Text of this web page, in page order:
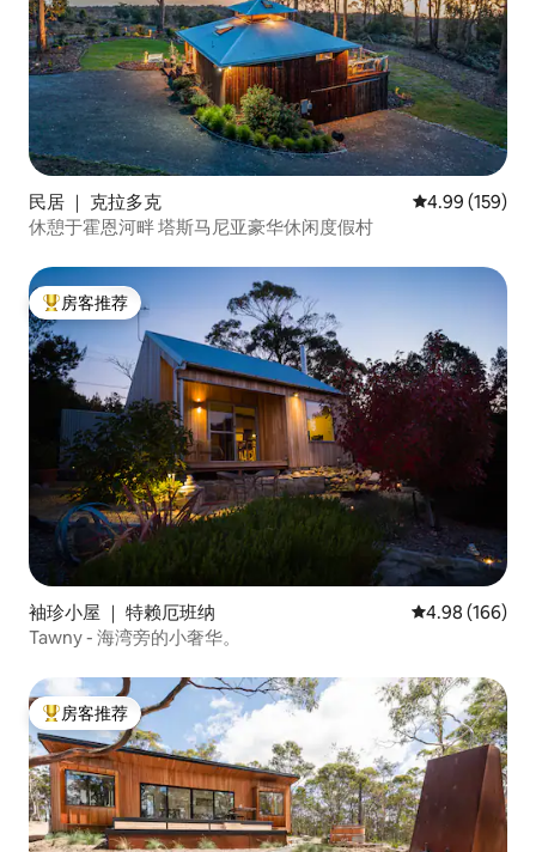
民居 ｜ 克拉多克 平均评分 4.99
4.99 (159)
休憩于霍恩河畔 塔斯马尼亚豪华休闲度假村
热门「房客推荐」
房客推荐
袖珍小屋 ｜ 特赖厄班纳 平均评分 4.98
4.98 (166)
Tawny - 海湾旁的小奢华。
热门「房客推荐」
房客推荐